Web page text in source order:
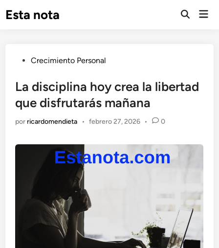
Esta nota
Publicado
Crecimiento Personal
La disciplina hoy crea la libertad
que disfrutarás mañana
por ricardomendieta • febrero 27, 2026 • 0